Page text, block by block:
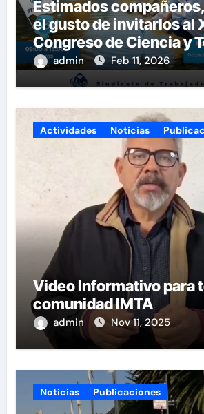
Estimados
el gusto de invitarlos al
Congreso de Ciencia y
del SITIMTA. Si gustan
acompañarnos,
admin Feb 11, 2026
Actividades Noticias
Video Informativo para
comunidad IMTA
admin Nov 11, 2025
Noticias Publicaciones